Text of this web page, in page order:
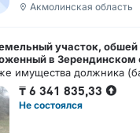
Акмолинская область
участок,
в Зерендинском
области
имущества должника
₸6 341 835,33
Не состоялся